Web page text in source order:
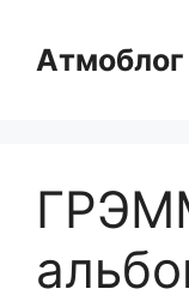
содержимому
Атмоблог